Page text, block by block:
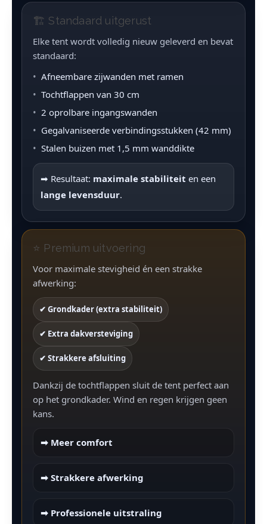
🏗 Standaard uitgerust
Elke tent wordt volledig nieuw geleverd en bevat
standaard:
Afneembare zijwanden met ramen
Tochtflappen van 30 cm
2 oprolbare ingangswanden
Gegalvaniseerde verbindingsstukken (42 mm)
Stalen buizen met 1,5 mm wanddikte
➡ Resultaat: maximale stabiliteit en een
lange levensduur.
⭐ Premium uitvoering
Voor maximale stevigheid én een strakke
afwerking:
✔ Grondkader (extra stabiliteit)
✔ Extra dakversteviging
✔ Strakkere afsluiting
Dankzij de tochtflappen sluit de tent perfect aan
op het grondkader. Wind en regen krijgen geen
kans.
➡ Meer comfort
➡ Strakkere afwerking
➡ Professionele uitstraling